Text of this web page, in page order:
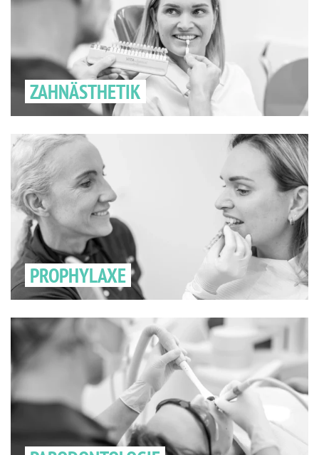
ZAHNÄSTHETIK
PROPHYLAXE